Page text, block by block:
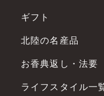
ギフト
北陸の名産品
お香典返し・法要
ライフスタイル一